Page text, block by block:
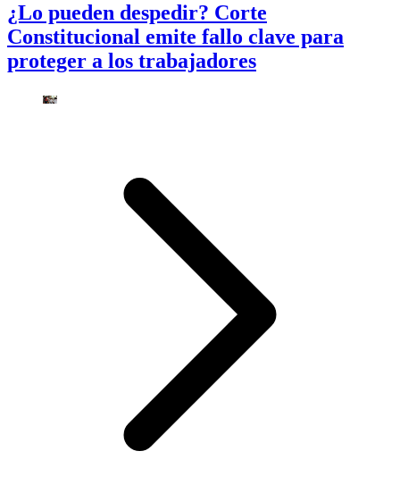
¿Lo pueden despedir? Corte
Constitucional emite fallo clave para
proteger a los trabajadores